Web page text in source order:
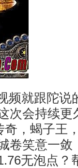
频就跟陀说
次会持续更
，蝎子王
卷笑意一敛
无泡点？